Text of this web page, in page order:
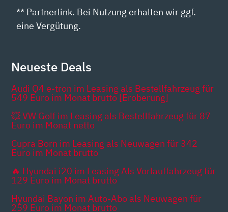
** Partnerlink. Bei Nutzung erhalten wir ggf.
eine Vergütung.
Neueste Deals
Audi Q4 e-tron im Leasing als Bestellfahrzeug für
549 Euro im Monat brutto [Eroberung]
💥 VW Golf im Leasing als Bestellfahrzeug für 87
Euro im Monat netto
Cupra Born im Leasing als Neuwagen für 342
Euro im Monat brutto
🔥 Hyundai i20 im Leasing Als Vorlauffahrzeug für
129 Euro im Monat brutto
Hyundai Bayon im Auto-Abo als Neuwagen für
259 Euro im Monat brutto